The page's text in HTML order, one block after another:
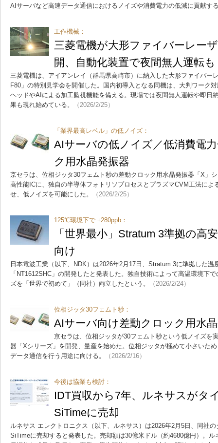
AIサーバなど高速データ通信におけるノイズや消費電力の低減に貢献す
工作機械：
三菱電機が大形ファイバーレー
開、自動化装置で夜間無人運転も
三菱電機は、アイアンレイ（群馬県高崎市）に納入した大形ファイバー
F80」の特別見学会を開催した。国内初導入となる同機は、大判ワーク
ヘッドやAIによる加工監視機能を備える。現場では夜間無人運転や即日
果も現れ始めている。
（2026/2/25）
「業界最高レベル」の低ノイズ：
AIサーバの低ノイズ／低消費電
ク用水晶発振器
京セラは、位相ジッタ30フェムト秒の差動クロック用水晶発振器「X」
高性能ICに、独自の半導体フォトリソプロセスとプラズマCVM工法によ
せ、低ノイズを可能にした。
（2026/2/25）
125℃環境下で ±280ppb：
「世界最小」Stratum 3準拠の
向け
日本電波工業（以下、NDK）は2026年2月17日、Stratum 3に準拠した温
「NT1612SHC」の開発したと発表した。独自技術によって高温環境下
ズを「世界で初めて」（同社）両立したという。
（2026/2/24）
位相ジッタ30フェムト秒：
AIサーバ向け差動クロック用水
京セラは、位相ジッタが30フェムト秒という低ノイズを
器「Xシリーズ」を開発、量産を始めた。位相ジッタが極めて小さいた
データ通信を行う用途に向ける。
（2026/2/16）
今後は協業も検討：
IDT買収から7年、ルネサスがタ
SiTimeに売却
ルネサス エレクトロニクス（以下、ルネサス）は2026年2月5日、同社
SiTimeに売却すると発表した。売却額は30億米ドル（約4680億円）。